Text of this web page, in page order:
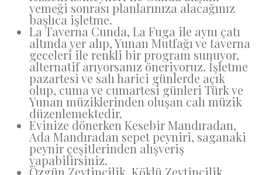
yemeği sonrası planlarınıza alacağınız
başlıca işletme.
La Taverna Cunda, La Fuga ile aynı çatı
altında yer alıp, Yunan Mutfağı ve taverna
geceleri ile renkli bir program sunuyor,
alternatif arıyorsanız öneriyoruz. İşletme
pazartesi ve salı harici günlerde açık
olup, cuma ve cumartesi günleri Türk ve
Yunan müziklerinden oluşan calı müzik
düzenlemektedir.
Evinize dönerken Kesebir Mandıradan,
Ada Mandıradan sepet peyniri, saganaki
peynir çeşitlerinden alışveriş
yapabilirsiniz.